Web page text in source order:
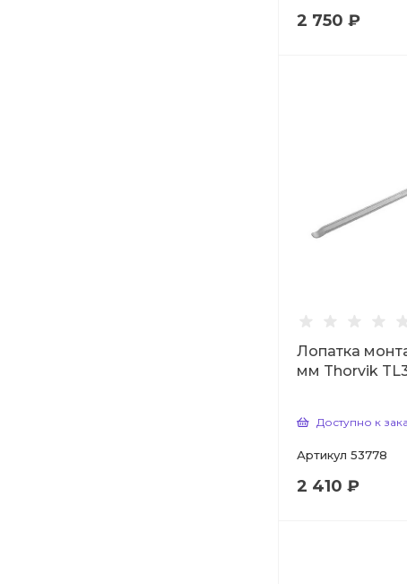
2 750 ₽
Лопатка
мм Thorvik
Доступно к
Артикул 53778
2 410 ₽